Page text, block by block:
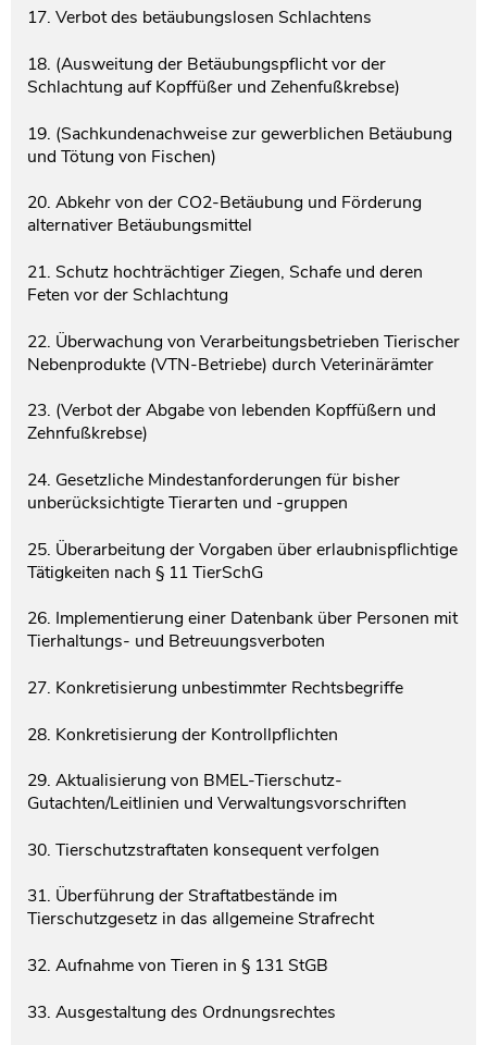
17. Verbot des betäubungslosen Schlachtens
18. (Ausweitung der Betäubungspflicht vor der
Schlachtung auf Kopffüßer und Zehenfußkrebse)
19. (Sachkundenachweise zur gewerblichen Betäubung
und Tötung von Fischen)
20. Abkehr von der CO2-Betäubung und Förderung
alternativer Betäubungsmittel
21. Schutz hochträchtiger Ziegen, Schafe und deren
Feten vor der Schlachtung
22. Überwachung von Verarbeitungsbetrieben Tierischer
Nebenprodukte (VTN-Betriebe) durch Veterinärämter
23. (Verbot der Abgabe von lebenden Kopffüßern und
Zehnfußkrebse)
24. Gesetzliche Mindestanforderungen für bisher
unberücksichtigte Tierarten und -gruppen
25. Überarbeitung der Vorgaben über erlaubnispflichtige
Tätigkeiten nach § 11 TierSchG
26. Implementierung einer Datenbank über Personen mit
Tierhaltungs- und Betreuungsverboten
27. Konkretisierung unbestimmter Rechtsbegriffe
28. Konkretisierung der Kontrollpflichten
29. Aktualisierung von BMEL-Tierschutz-
Gutachten/Leitlinien und Verwaltungsvorschriften
30. Tierschutzstraftaten konsequent verfolgen
31. Überführung der Straftatbestände im
Tierschutzgesetz in das allgemeine Strafrecht
32. Aufnahme von Tieren in § 131 StGB
33. Ausgestaltung des Ordnungsrechtes